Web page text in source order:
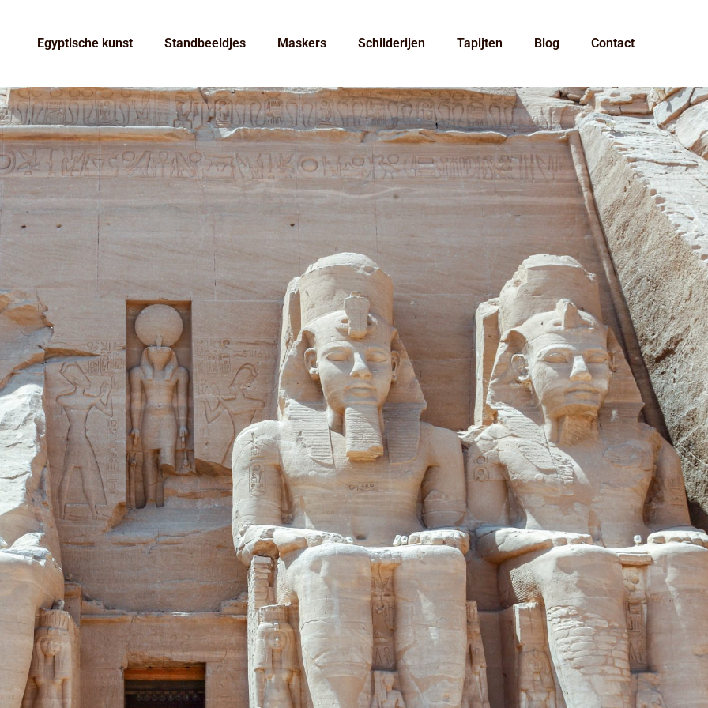
Egyptische kunst Standbeeldjes Maskers Schilderijen Tapijten Blog Contact